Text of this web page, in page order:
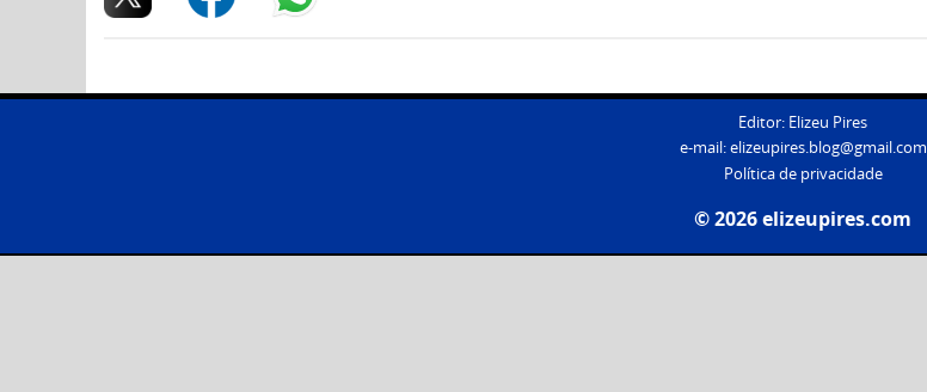
Editor: Elizeu Pires
e-mail:elizeupires.blog@gmail.com
Política de privacidade
© 2026 elizeupires.com